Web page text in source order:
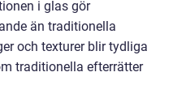
i glas gör
än traditionella
och texturer blir tydliga
traditionella efterrätter